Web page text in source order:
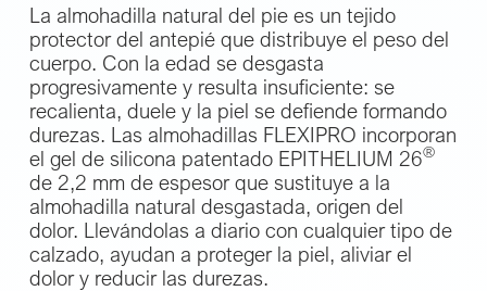
La almohadilla natural del pie es un tejido
protector del antepié que distribuye el peso del
cuerpo. Con la edad se desgasta
progresivamente y resulta insuficiente: se
recalienta, duele y la piel se defiende formando
durezas. Las almohadillas FLEXIPRO incorporan
el gel de silicona patentado EPITHELIUM 26®
de 2,2 mm de espesor que sustituye a la
almohadilla natural desgastada, origen del
dolor. Llevándolas a diario con cualquier tipo de
calzado, ayudan a proteger la piel, aliviar el
dolor y reducir las durezas.